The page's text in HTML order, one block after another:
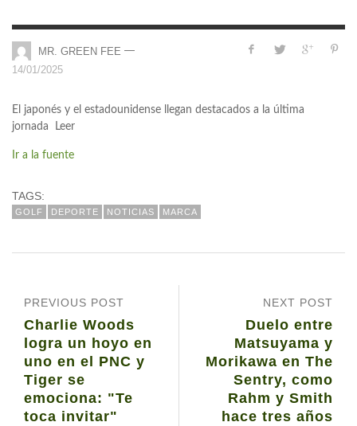
MR. GREEN FEE —
14/01/2025
El japonés y el estadounidense llegan destacados a la última
jornada Leer
Ir a la fuente
TAGS:
GOLF DEPORTE NOTICIAS MARCA
NEXT POST
Duelo entre
Matsuyama y
Morikawa en The
Sentry, como
Rahm y Smith
hace tres años
PREVIOUS POST
Charlie Woods
logra un hoyo en
uno en el PNC y
Tiger se
emociona: "Te
toca invitar"